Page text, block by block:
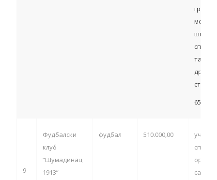
др.) –
став 1.
9
Фудбалски
клуб
“Шумадинац
1913”
фудбал 510.000,00
са